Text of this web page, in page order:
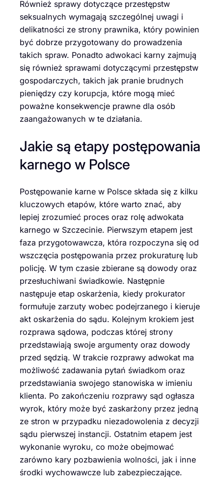
Również sprawy dotyczące przestępstw
seksualnych wymagają szczególnej uwagi i
delikatności ze strony prawnika, który powinien
być dobrze przygotowany do prowadzenia
takich spraw. Ponadto adwokaci karny zajmują
się również sprawami dotyczącymi przestępstw
gospodarczych, takich jak pranie brudnych
pieniędzy czy korupcja, które mogą mieć
poważne konsekwencje prawne dla osób
zaangażowanych w te działania.
Jakie są etapy postępowania
karnego w Polsce
Postępowanie karne w Polsce składa się z kilku
kluczowych etapów, które warto znać, aby
lepiej zrozumieć proces oraz rolę adwokata
karnego w Szczecinie. Pierwszym etapem jest
faza przygotowawcza, która rozpoczyna się od
wszczęcia postępowania przez prokuraturę lub
policję. W tym czasie zbierane są dowody oraz
przesłuchiwani świadkowie. Następnie
następuje etap oskarżenia, kiedy prokurator
formułuje zarzuty wobec podejrzanego i kieruje
akt oskarżenia do sądu. Kolejnym krokiem jest
rozprawa sądowa, podczas której strony
przedstawiają swoje argumenty oraz dowody
przed sędzią. W trakcie rozprawy adwokat ma
możliwość zadawania pytań świadkom oraz
przedstawiania swojego stanowiska w imieniu
klienta. Po zakończeniu rozprawy sąd ogłasza
wyrok, który może być zaskarżony przez jedną
ze stron w przypadku niezadowolenia z decyzji
sądu pierwszej instancji. Ostatnim etapem jest
wykonanie wyroku, co może obejmować
zarówno kary pozbawienia wolności, jak i inne
środki wychowawcze lub zabezpieczające.